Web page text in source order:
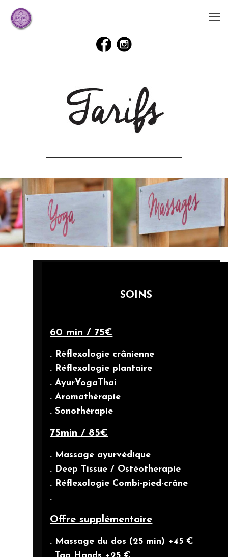
SOINS
60 min / 75€
. Réflexologie crânienne
. Réflexologie plantaire
. AyurYogaThai
. Aromathérapie
. Sonothérapie
75min / 85€
. Massage ayurvédique
. Deep Tissue / Ostéotherapie
. Réflexologie Combi-pied-crâne
.
Offre supplémentaire
. Massage du dos (25 min) +45 €